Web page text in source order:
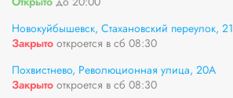
Новокуйбышевск, Стахановский переулок, 21
Закрыто откроется в сб 08:30
Похвистнево, Революционная улица, 20А
Закрыто откроется в сб 08:30